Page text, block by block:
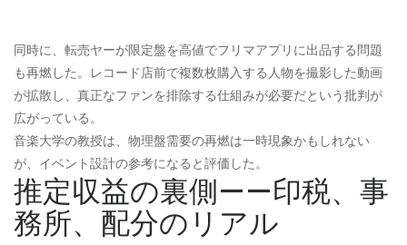
同時に、転売ヤーが限定盤を高値でフリマアプリに出品する問題
も再燃した。レコード店前で複数枚購入する人物を撮影した動画
が拡散し、真正なファンを排除する仕組みが必要だという批判が
広がっている。
音楽大学の教授は、物理盤需要の再燃は一時現象かもしれない
が、イベント設計の参考になると評価した。
推定収益の裏側——印税、事
務所、配分のリアル